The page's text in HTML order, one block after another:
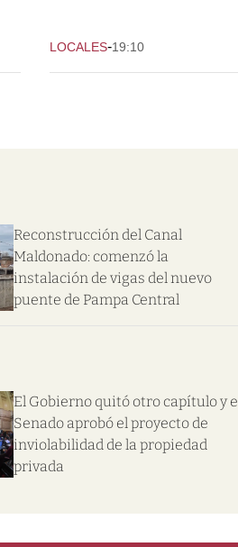
LOCALES-19:10
Reconstrucción del Canal
Maldonado: comenzó la
instalación de vigas del nuevo
puente de Pampa Central
El Gobierno quitó otro capítulo y
Senado aprobó el proyecto de
inviolabilidad de la propiedad
privada